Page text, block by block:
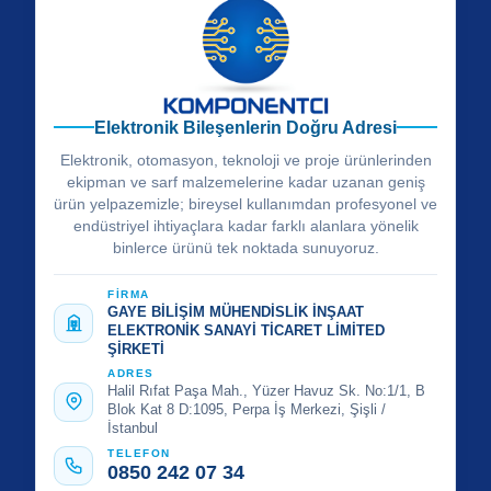
Elektronik Bileşenlerin Doğru Adresi
Elektronik, otomasyon, teknoloji ve proje ürünlerinden
ekipman ve sarf malzemelerine kadar uzanan geniş
ürün yelpazemizle; bireysel kullanımdan profesyonel ve
endüstriyel ihtiyaçlara kadar farklı alanlara yönelik
binlerce ürünü tek noktada sunuyoruz.
FİRMA
GAYE BİLİŞİM MÜHENDİSLİK İNŞAAT
ELEKTRONİK SANAYİ TİCARET LİMİTED
ŞİRKETİ
ADRES
Halil Rıfat Paşa Mah., Yüzer Havuz Sk. No:1/1, B
Blok Kat 8 D:1095, Perpa İş Merkezi, Şişli /
İstanbul
TELEFON
0850 242 07 34